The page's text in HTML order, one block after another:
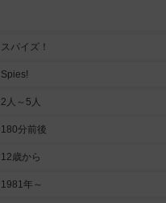
スパイズ！
Spies!
2人～5人
180分前後
12歳から
1981年～